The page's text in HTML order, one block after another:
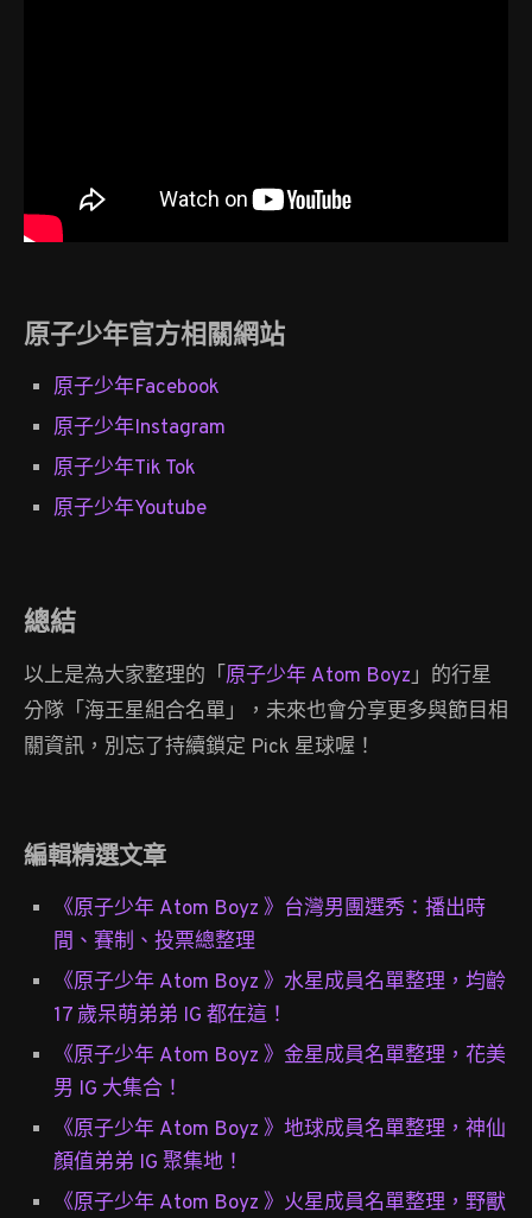
原子少年官方相關網站
原子少年Facebook
原子少年Instagram
原子少年Tik Tok
原子少年Youtube
總結
以上是為大家整理的「原子少年 Atom Boyz」的行星
分隊「海王星組合名單」，未來也會分享更多與節目相
關資訊，別忘了持續鎖定 Pick 星球喔！
編輯精選文章
《原子少年 Atom Boyz 》台灣男團選秀：播出時
間、賽制、投票總整理
《原子少年 Atom Boyz 》水星成員名單整理，均齡
17 歲呆萌弟弟 IG 都在這！
《原子少年 Atom Boyz 》金星成員名單整理，花美
男 IG 大集合！
《原子少年 Atom Boyz 》地球成員名單整理，神仙
顏值弟弟 IG 聚集地！
《原子少年 Atom Boyz 》火星成員名單整理，野獸